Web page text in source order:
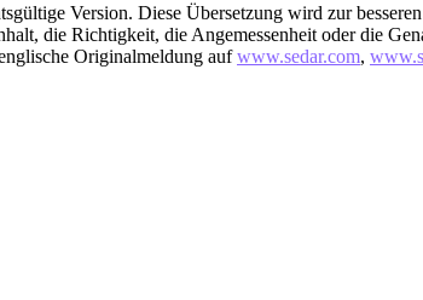
Version. Diese Übersetzung wird zur
die Richtigkeit, die Angemessenheit oder die
Originalmeldung aufwww.sedar.com,